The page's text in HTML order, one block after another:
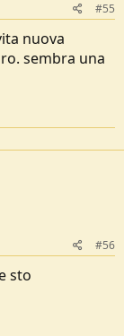
#55
nuova
sembra una
#56
sto